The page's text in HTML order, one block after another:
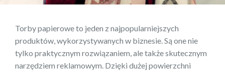
Torby papierowe to jeden z najpopularniejszych
produktów, wykorzystywanych w biznesie. Są one nie
tylko praktycznym rozwiązaniem, ale także skutecznym
narzędziem reklamowym. Dzięki dużej powierzchni